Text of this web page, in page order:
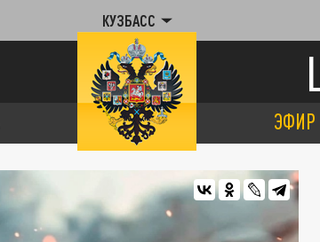
КУЗБАСС
ЭФИР